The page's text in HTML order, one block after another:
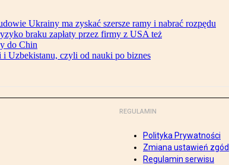
Ukrainy ma zyskać szersze ramy i nabrać rozpędu
braku zapłaty przez firmy z USA też
do Chin
Uzbekistanu, czyli od nauki po biznes
REGULAMIN
Polityka Prywatności
Zmiana ustawień zgód
Regulamin serwisu